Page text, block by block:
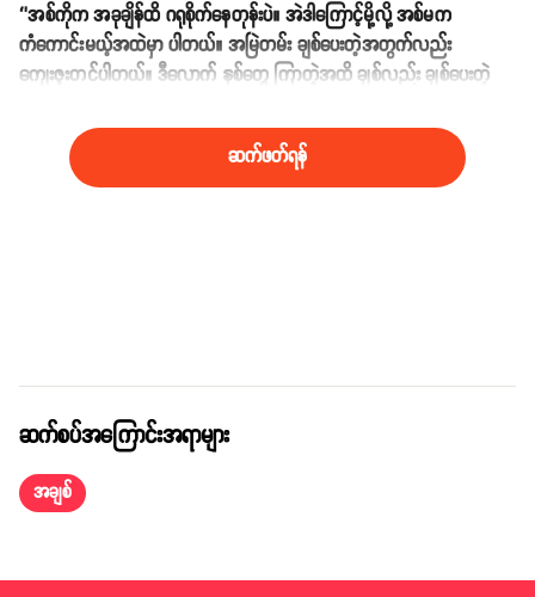
‘’အစ်ကိုက အခုချိန်ထိ ဂရုစိုက်နေတုန်းပဲ။ အဲဒါကြောင့်မို့လို့ အစ်မက
ကံကောင်းမယ့်အထဲမှာ ပါတယ်။ အမြဲတမ်း ချစ်ပေးတဲ့အတွက်လည်း
ကျေးဇူးတင်ပါတယ်။ ဒီလောက် နှစ်တွေ ကြာတဲ့အထိ ချစ်လည်း ချစ်ပေးတဲ့
ဆက်ဖတ်ရန်
ဆက်စပ်အကြောင်းအရာများ
အချစ်